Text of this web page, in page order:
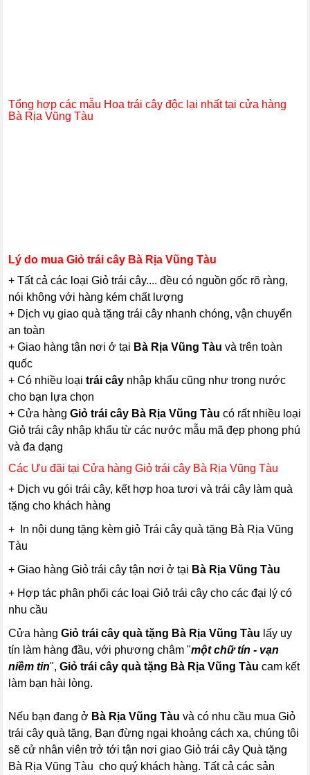
Tổng hợp các mẫu Hoa trái cây độc lại nhất tại cửa hàng
Bà Rịa Vũng Tàu
Lý do mua Giỏ trái cây Bà Rịa Vũng Tàu
+ Tất cả các loại Giỏ trái cây.... đều có nguồn gốc rõ ràng,
nói không với hàng kém chất lượng
+ Dịch vụ giao quà tặng trái cây nhanh chóng, vận chuyển
an toàn
+ Giao hàng tận nơi ở tại Bà Rịa Vũng Tàu và trên toàn
quốc
+ Có nhiều loạitrái cây nhập khẩu cũng như trong nước
cho bạn lựa chọn
+ Cửa hàngGiỏ trái cây Bà Rịa Vũng Tàu có rất nhiều loại
Giỏ trái cây nhập khẩu từ các nước mẫu mã đẹp phong phú
và đa dạng
Các Ưu đãi tại Cửa hàng Giỏ trái cây Bà Rịa Vũng Tàu
+ Dịch vụ gói trái cây, kết hợp hoa tươi và trái cây làm quà
tặng cho khách hàng
+ In nội dung tặng kèm giỏ Trái cây quà tặng Bà Rịa Vũng
Tàu
+ Giao hàng Giỏ trái cây tận nơi ở tại Bà Rịa Vũng Tàu
+ Hợp tác phân phối các loại Giỏ trái cây cho các đại lý có
nhu cầu
Cửa hàngGiỏ trái cây quà tặng Bà Rịa Vũng Tàu lấy uy
tín làm hàng đầu, với phương châm "một chữ tín - vạn
niềm tin",Giỏ trái câyquà tặng Bà Rịa Vũng Tàu cam kết
làm bạn hài lòng.
Nếu bạn đang ở Bà Rịa Vũng Tàu và có nhu cầu mua Giỏ
trái cây quà tặng, Bạn đừng ngại khoảng cách xa, chúng tôi
sẽ cử nhân viên trở tới tận nơi giao Giỏ trái cây Quà tặng
Bà Rịa Vũng Tàu cho quý khách hàng. Tất cả các sản